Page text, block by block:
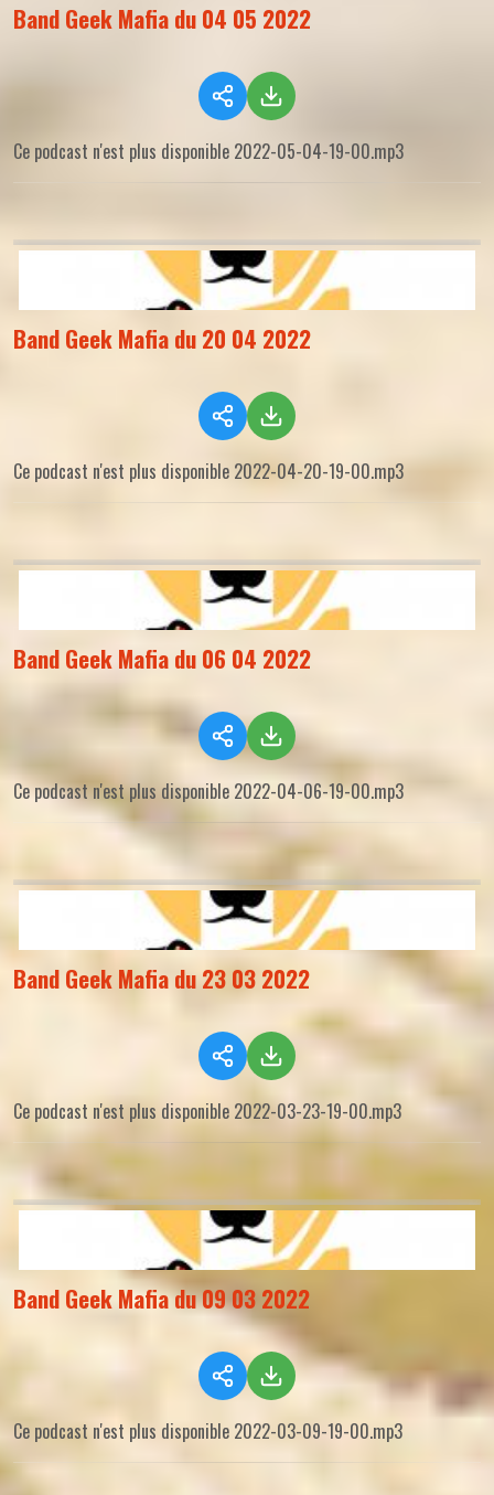
Band Geek Mafia du 04 05 2022
Ce podcast n'est plus disponible 2022-05-04-19-00.mp3
Band Geek Mafia du 20 04 2022
Ce podcast n'est plus disponible 2022-04-20-19-00.mp3
Band Geek Mafia du 06 04 2022
Ce podcast n'est plus disponible 2022-04-06-19-00.mp3
Band Geek Mafia du 23 03 2022
Ce podcast n'est plus disponible 2022-03-23-19-00.mp3
Band Geek Mafia du 09 03 2022
Ce podcast n'est plus disponible 2022-03-09-19-00.mp3